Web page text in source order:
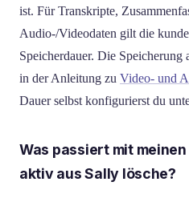
ist. Für Transkripte,
Audio-/Videodaten gilt die
Speicherdauer. Die
in der Anleitung zu Video- und
Dauer selbst konfigurierst du
Was passiert mit
aktiv aus Sally lösche?